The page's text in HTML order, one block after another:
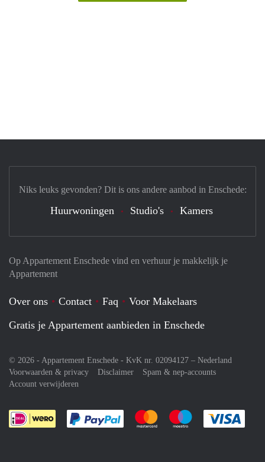
Op Appartement Enschede vind en verhuur je makkelijk je
Appartement
Over ons Contact Faq
Voor Makelaars
Gratis je Appartement aanbieden in Enschede
© 2026 - Appartement Enschede - KvK nr. 02094127 – Nederland
Voorwaarden & privacy
Disclaimer
Spam & nep-accounts
Account verwijderen
Je rekent gemakkelijk af met Paypal
Je rekent gemakkelijk af met
Je rekent
Niks leuks gevonden? Dit is ons andere aanbod in Enschede:
Huurwoningen Studio's Kamers